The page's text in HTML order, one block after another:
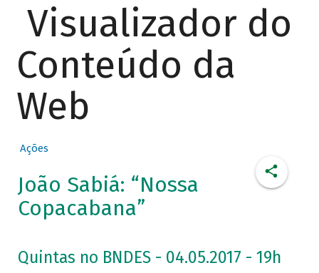
Visualizador do
Conteúdo da
Web
Ações
João Sabiá: “Nossa
Copacabana”
Quintas no BNDES - 04.05.2017 - 19h